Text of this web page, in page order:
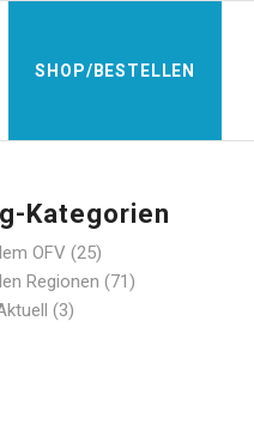
SHOP/BESTELLEN
Kategorien
OFV (25)
Regionen (71)
(3)